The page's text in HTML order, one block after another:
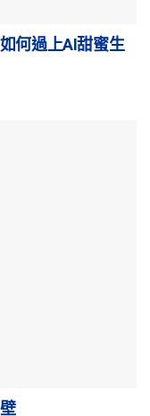
何過上AI甜蜜生